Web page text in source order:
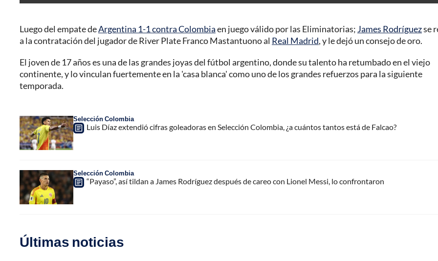
Luego del empate deArgentina 1-1 contra Colombiaen juego válido por las Eliminatorias; James Rodríguezse
a la contratación del jugador de River Plate Franco Mastantuono al Real Madrid, y le dejó un consejo de oro.
El joven de 17 años es una de las grandes joyas del fútbol argentino, donde su talento ha retumbado en el viejo
continente, y lo vinculan fuertemente en la 'casa blanca' como uno de los grandes refuerzos para la siguiente
temporada.
Selección Colombia
Luis Díaz extendió cifras goleadoras en Selección Colombia, ¿a cuántos tantos está de Falcao?
Selección Colombia
“Payaso”, así tildan a James Rodríguez después de careo con Lionel Messi, lo confrontaron
Últimas noticias